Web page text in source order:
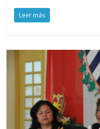
Leer más